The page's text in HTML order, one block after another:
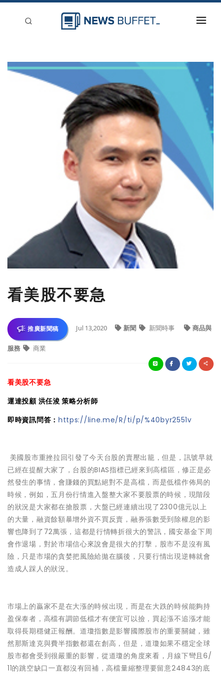
新聞稿分類
看美股不要急
推廣新聞稿 Jul 13,2020 新聞 新聞時事 商品與
服務 商業
看美股不要急
運達投顧 洪任浚 策略分析師
即時資訊問答： https://line.me/R/ti/p/%40byr2551v
美國股市重挫拉回引發了今天台股的賣壓出籠，但是，訊號早就
已經在提醒大家了，台股的BIAS指標已經來到高檔區，修正是必
然發生的事情，會賺錢的買點絕對不是高檔，而是低檔作佈局的
時候，例如，五月份行情進入盤整大家不要股票的時候，現階段
的狀況是大家都在搶股票，大盤已經連續出現了2300億元以上
的大量，融資餘額暴增外資不買反賣，融券張數受到除權息的影
響也降到了72萬張，這都是行情轉折很大的警訊，國安基金下周
會作退場，對於市場信心來說會是很大的打擊，股市不是沒有風
險，只是市場的貪婪把風險給拋在腦後，只要行情出現逆轉就會
造成人踩人的狀況。
市場上的贏家不是在大漲的時候出現，而是在大跌的時候能夠持
盈保泰者，高檔有調節低檔才有便宜可以撿，買起漲不追漲才能
取得長期穩健正報酬。道瓊指數是影響國際股市的重要關鍵，雖
然那斯達克與費半指數都還在創高，但是，道瓊如果不穩定全球
股市都會受到很嚴重的影響，從道瓊的角度來看，月線下彎且6/
11的跳空缺口一直都沒有回補，高檔量縮整理要留意24843的底